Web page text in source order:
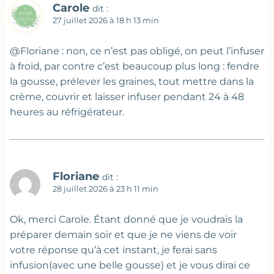
Carole dit :
27 juillet 2026 à 18 h 13 min
@Floriane : non, ce n’est pas obligé, on peut l’infuser
à froid, par contre c’est beaucoup plus long : fendre
la gousse, prélever les graines, tout mettre dans la
crème, couvrir et laisser infuser pendant 24 à 48
heures au réfrigérateur.
Floriane dit :
28 juillet 2026 à 23 h 11 min
Ok, merci Carole. Étant donné que je voudrais la
préparer demain soir et que je ne viens de voir
votre réponse qu’à cet instant, je ferai sans
infusion(avec une belle gousse) et je vous dirai ce